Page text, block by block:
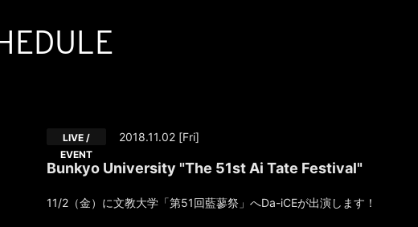
2018.11.02 [Fri]
LIVE /
EVENT
Bunkyo University "The 51st Ai Tate Festival"
11/2（金）に文教大学「第51回藍蓼祭」へDa-iCEが出演します！